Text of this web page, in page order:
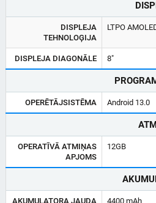
DISPLEJA
TEHNOLOĢIJA
LTPO
DISPLEJA DIAGONĀLE 8"
OPERĒTĀJSISTĒMA Android 13.0
OPERATĪVĀ ATMIŅAS
APJOMS
12GB
AKUMULATORA JAUDA 4400 mAh